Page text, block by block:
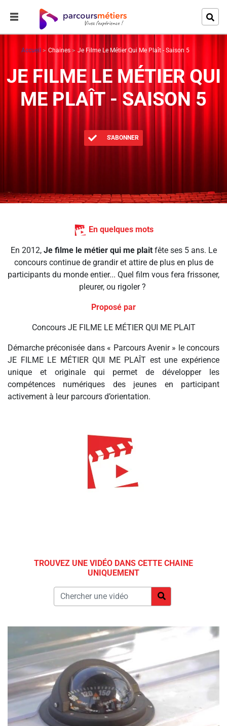
Accueil Chaines Je Filme Le Métier Qui Me Plaît - Saison 5
JE FILME LE MÉTIER QUI
ME PLAÎT - SAISON 5
S'ABONNER
En quelques mots
En 2012, Je filme le métier qui me plaitfête ses 5 ans. Le
concours continue de grandir et attire de plus en plus de
participants du monde entier... Quel film vous fera frissoner,
pleurer, ou rigoler ?
Proposé par
Concours JE FILME LE MÉTIER QUI ME PLAIT
Démarche préconisée dans « Parcours Avenir » le concours
JE FILME LE MÉTIER QUI ME PLAÎT est une expérience
unique et originale qui permet de développer les
compétences numériques des jeunes en participant
activement à leur parcours d’orientation.
TROUVEZ UNE VIDÉO DANS CETTE CHAINE
UNIQUEMENT